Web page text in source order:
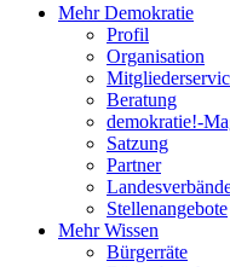
Mehr Demokratie
Profil
Organisation
Beratung
demokratie!-
Satzung
Partner
Stellenangebote
Mehr Wissen
Bürgerräte